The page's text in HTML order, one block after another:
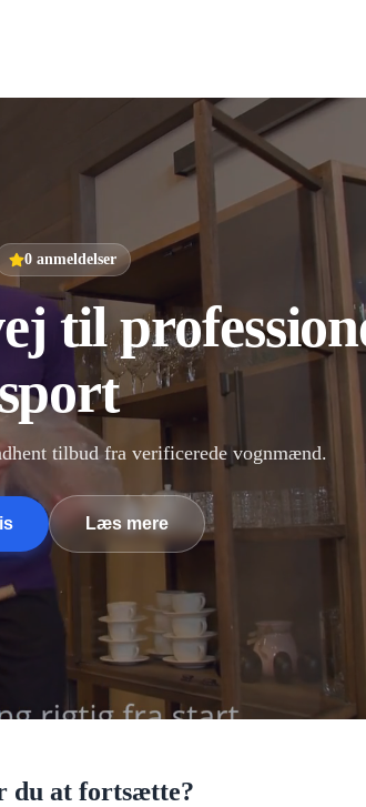
0 anmeldelser
til
tilbud fra verificerede vognmænd.
Læs mere
du at fortsætte?